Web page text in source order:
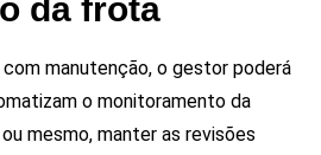
da frota
manutenção, o gestor poderá
o monitoramento da
mesmo, manter as revisões